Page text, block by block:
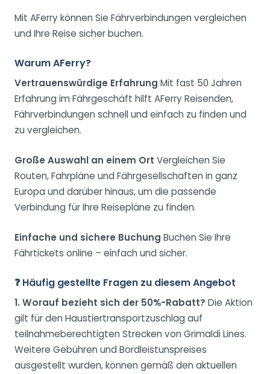
Mit AFerry können Sie Fährverbindungen vergleichen
und Ihre Reise sicher buchen.
Warum AFerry?
Vertrauenswürdige Erfahrung Mit fast 50 Jahren
Erfahrung im Fährgeschäft hilft AFerry Reisenden,
Fährverbindungen schnell und einfach zu finden und
zu vergleichen.
Große Auswahl an einem Ort Vergleichen Sie
Routen, Fahrpläne und Fährgesellschaften in ganz
Europa und darüber hinaus, um die passende
Verbindung für Ihre Reisepläne zu finden.
Einfache und sichere Buchung Buchen Sie Ihre
Fährtickets online – einfach und sicher.
❓ Häufig gestellte Fragen zu diesem Angebot
1. Worauf bezieht sich der 50%-Rabatt? Die Aktion
gilt für den Haustiertransportzuschlag auf
teilnahmeberechtigten Strecken von Grimaldi Lines.
Weitere Gebühren und Bordleistunspreises
ausgestellt wurden, können gemäß den aktuellen